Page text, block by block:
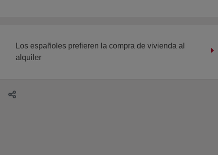
Los españoles prefieren la compra de vivienda al
alquiler